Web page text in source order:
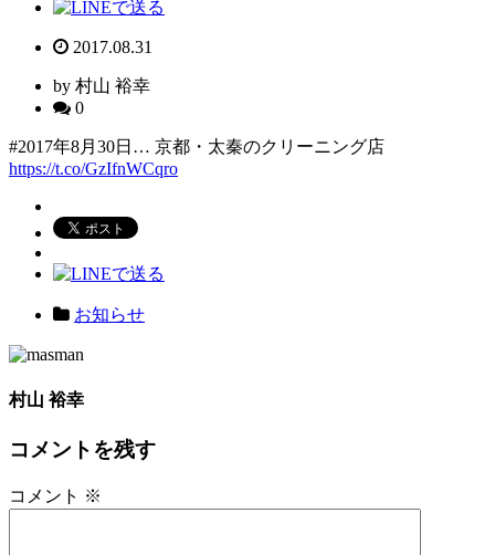
2017.08.31
by 村山 裕幸
0
#2017年8月30日… 京都・太秦のクリーニング店
https://t.co/GzIfnWCqro
お知らせ
村山 裕幸
コメントを残す
コメント ※